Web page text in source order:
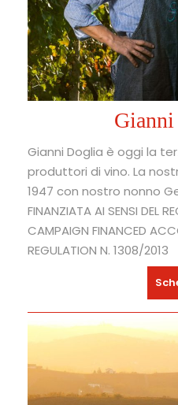
Gianni Doglia è oggi la
produttori di vino. La
1947 con nostro nonno
FINANZIATA AI SENSI DEL
CAMPAIGN FINANCED
REGULATION N. 1308/2013